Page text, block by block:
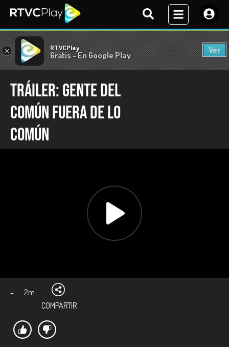
× RTVCPlay
Gratis - En Google Play
Ver
Tráiler: Gente del
común fuera de lo
común
-
2m
COMPARTIR